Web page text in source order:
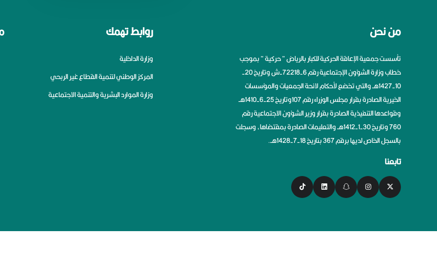
من نحن
تأسست جمعية الإعاقة الحركية للكبار بالرياض ” حركية ” بموجب
خطاب وزارة الشؤون الإجتماعية رقم 6-72218-ش وتاريخ 20-
10-1427هــ والتي تخضع لأحكام لائحة الجمعيات والمؤسسات
الخيرية الصادرة بقرار مجلس الوزراء رقم 107وتاريخ 25-6-1410هــ
وقواعدها التنفيذية الصادرة بقرار وزير الشؤون الاجتماعية رقم
760 وتاريخ 30-1-1412هــ والتعليمات الصادرة بمقتضاها، وسجلت
بالسجل الخاص لديها برقم 367 بتاريخ 18-7-1428هــ.
تابعنا
روابط تهمك
وزارة الداخلية
المركز الوطني لتنمية القطاع غير الربحي
وزارة الموارد البشرية والتنمية الاجتماعية